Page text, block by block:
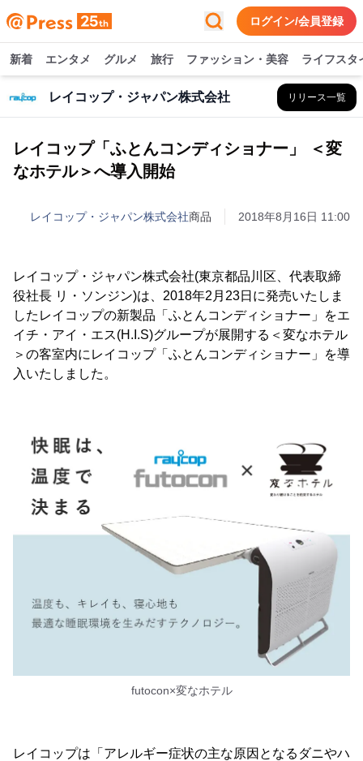
ログイン/会員登録
新着 エンタメ グルメ 旅行 ファッション・美容 ライフスタ
レイコップ・ジャパン株式会社 リリース一覧
レイコップ「ふとんコンディショナー」 ＜変
なホテル＞へ導入開始
レイコップ・ジャパン株式会社商品 2018年8月16日 11:00
レイコップ・ジャパン株式会社(東京都品川区、代表取締
役社長 リ・ソンジン)は、2018年2月23日に発売いたしま
したレイコップの新製品「ふとんコンディショナー」をエ
イチ・アイ・エス(H.I.S)グループが展開する＜変なホテル
＞の客室内にレイコップ「ふとんコンディショナー」を導
入いたしました。
futocon×変なホテル
レイコップは「アレルギー症状の主な原因となるダニやハ